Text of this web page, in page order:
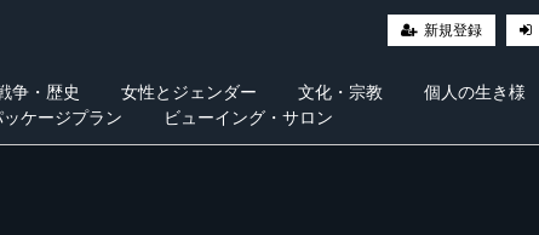
新規登録
争・歴史 女性とジェンダー 文化・宗教
個人の生き様
ッケージプラン ビューイング・サロン